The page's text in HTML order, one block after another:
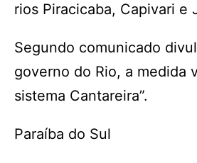
rios Piracicaba, Capivari e
Segundo comunicado
governo do Rio, a medida
sistema Cantareira”.
Paraíba do Sul